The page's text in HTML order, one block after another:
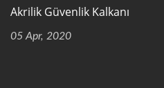
Akrilik Güvenlik Kalkanı
05 Apr, 2020